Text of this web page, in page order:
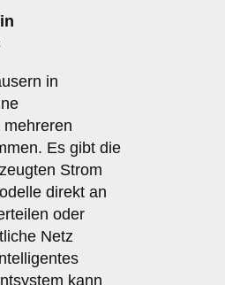
in
Es gibt die
Strom
direkt an
oder
Netz
kann